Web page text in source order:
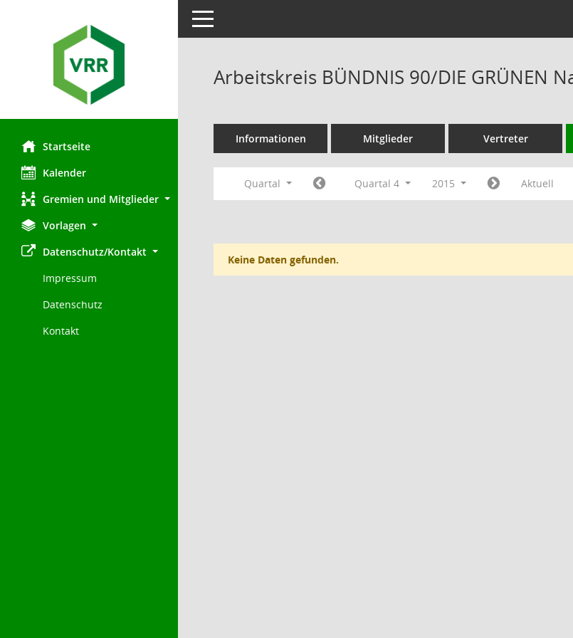
Startseite
Kalender
Gremien und Mitglieder
Vorlagen
Datenschutz/Kontakt
Impressum
Datenschutz
Kontakt
Toggle navigation
Arbeitskreis BÜNDNIS 90/DIE GRÜNEN
Informationen Mitglieder Vertreter
Quartal Quartal 4 2015 Aktuell
Keine Daten gefunden.